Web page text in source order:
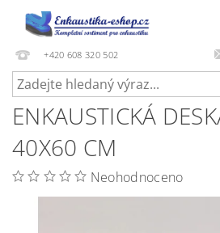
+420 608 320 502
ENKAUSTICKÁ
40X60 CM
Neohodnoceno